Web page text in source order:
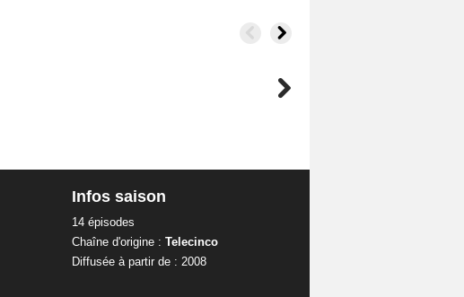
Infos saison
14 épisodes
Chaîne d'origine : Telecinco
Diffusée à partir de : 2008